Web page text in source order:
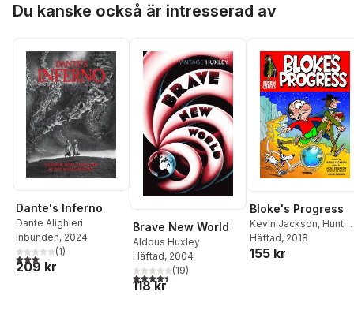
Du kanske också är intresserad av
Dante's Inferno
Dante Alighieri
Inbunden, 2024
3,0utav 5 stjärnor. Totalt antal röster:
(1)
209 kr
Brave New World
Aldous Huxley
Häftad, 2004
4,4utav 5 stjärnor. Totalt antal röster:
(19)
118 kr
Bloke's Progress
Kevin Jackson, Hunt
Emerson
Häftad, 2018
155 kr